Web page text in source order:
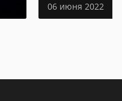
06 июня 2022